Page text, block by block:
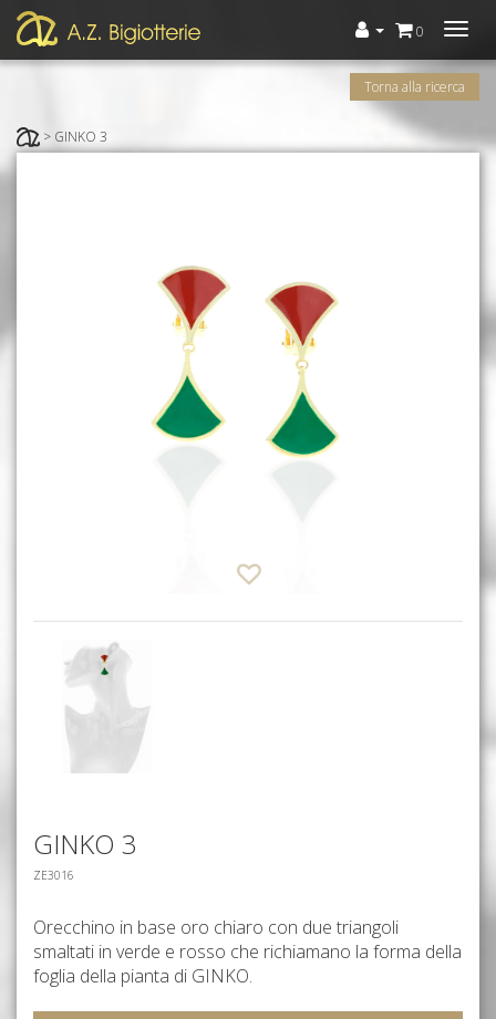
Menù
0
> GINKO 3
Torna alla ricerca
GINKO 3
ZE3016
Orecchino in base oro chiaro con due triangoli
smaltati in verde e rosso che richiamano la forma della
foglia della pianta di GINKO.